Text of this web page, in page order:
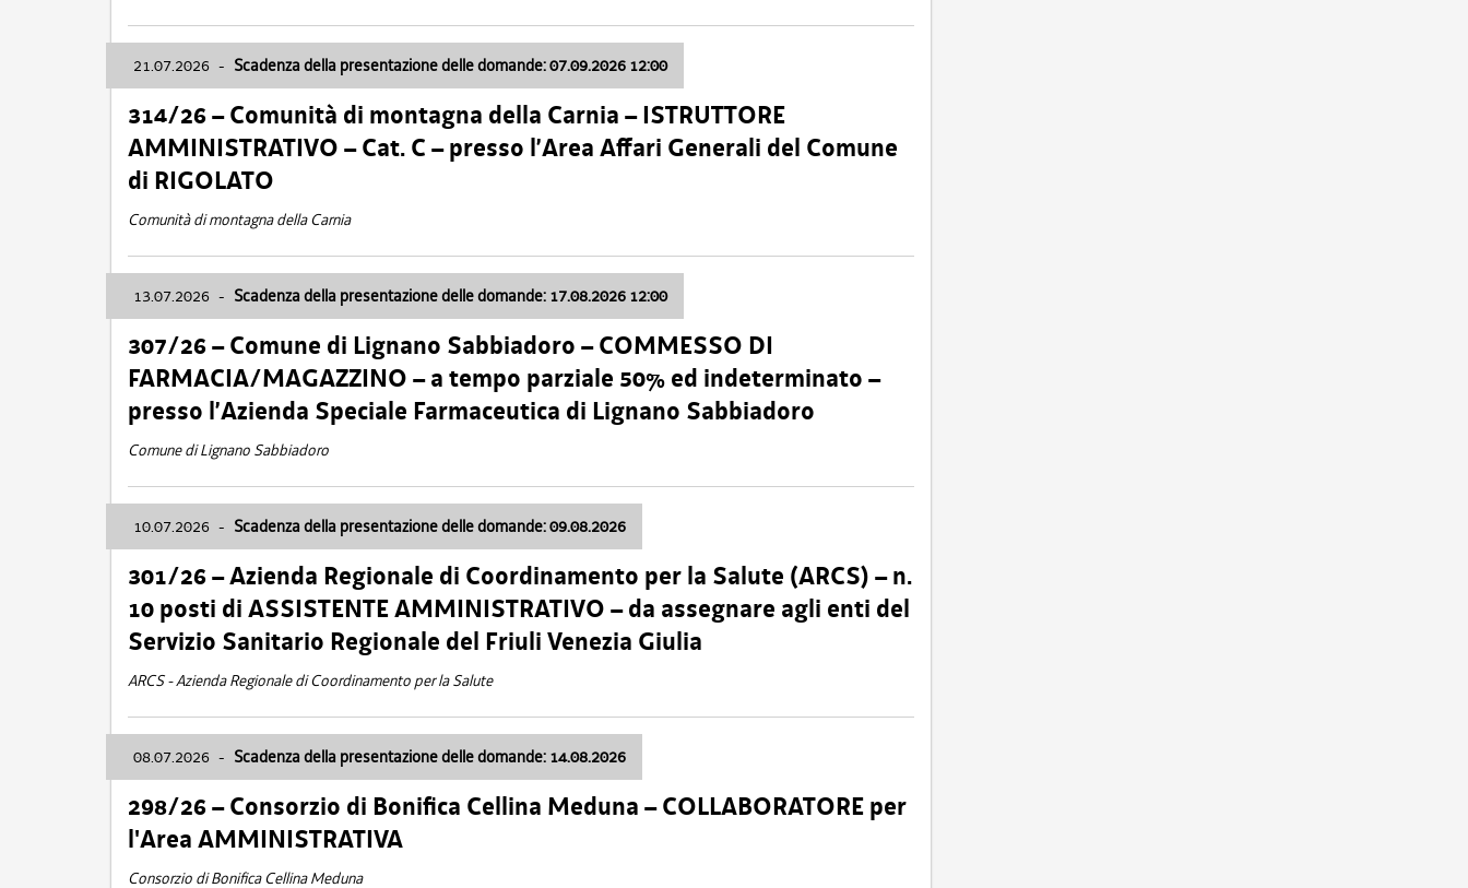
21.07.2026 - Scadenza della presentazione delle domande: 07.09.2026 12:00
314/26 – Comunità di montagna della Carnia – ISTRUTTORE
AMMINISTRATIVO – Cat. C – presso l’Area Affari Generali del Comune
di RIGOLATO
Comunità di montagna della Carnia
13.07.2026 - Scadenza della presentazione delle domande: 17.08.2026 12:00
307/26 – Comune di Lignano Sabbiadoro – COMMESSO DI
FARMACIA/MAGAZZINO – a tempo parziale 50% ed indeterminato –
presso l’Azienda Speciale Farmaceutica di Lignano Sabbiadoro
Comune di Lignano Sabbiadoro
10.07.2026 - Scadenza della presentazione delle domande: 09.08.2026
301/26 – Azienda Regionale di Coordinamento per la Salute (ARCS) – n.
10 posti di ASSISTENTE AMMINISTRATIVO – da assegnare agli enti del
Servizio Sanitario Regionale del Friuli Venezia Giulia
ARCS - Azienda Regionale di Coordinamento per la Salute
08.07.2026 - Scadenza della presentazione delle domande: 14.08.2026
298/26 – Consorzio di Bonifica Cellina Meduna – COLLABORATORE per
l'Area AMMINISTRATIVA
Consorzio di Bonifica Cellina Meduna